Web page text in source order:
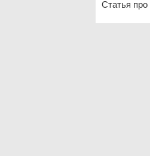
Статья про